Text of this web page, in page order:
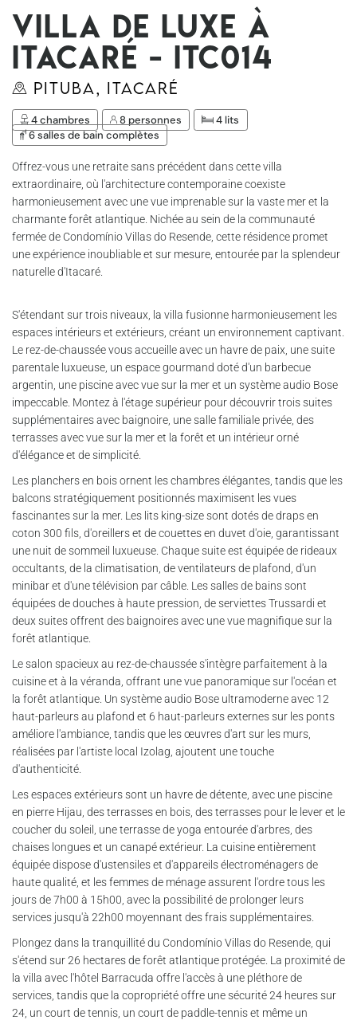
Villa de luxe à
Itacaré - Itc014
Pituba, Itacaré
4 chambres 8 personnes
4 lits
6 salles de bain complètes
Offrez-vous une retraite sans précédent dans cette villa
extraordinaire, où l'architecture contemporaine coexiste
harmonieusement avec une vue imprenable sur la vaste mer et la
charmante forêt atlantique. Nichée au sein de la communauté
fermée de Condomínio Villas do Resende, cette résidence promet
une expérience inoubliable et sur mesure, entourée par la splendeur
naturelle d'Itacaré.
S'étendant sur trois niveaux, la villa fusionne harmonieusement les
espaces intérieurs et extérieurs, créant un environnement captivant.
Le rez-de-chaussée vous accueille avec un havre de paix, une suite
parentale luxueuse, un espace gourmand doté d'un barbecue
argentin, une piscine avec vue sur la mer et un système audio Bose
impeccable. Montez à l'étage supérieur pour découvrir trois suites
supplémentaires avec baignoire, une salle familiale privée, des
terrasses avec vue sur la mer et la forêt et un intérieur orné
d'élégance et de simplicité.
Les planchers en bois ornent les chambres élégantes, tandis que les
balcons stratégiquement positionnés maximisent les vues
fascinantes sur la mer. Les lits king-size sont dotés de draps en
coton 300 fils, d'oreillers et de couettes en duvet d'oie, garantissant
une nuit de sommeil luxueuse. Chaque suite est équipée de rideaux
occultants, de la climatisation, de ventilateurs de plafond, d'un
minibar et d'une télévision par câble. Les salles de bains sont
équipées de douches à haute pression, de serviettes Trussardi et
deux suites offrent des baignoires avec une vue magnifique sur la
forêt atlantique.
Le salon spacieux au rez-de-chaussée s'intègre parfaitement à la
cuisine et à la véranda, offrant une vue panoramique sur l'océan et
la forêt atlantique. Un système audio Bose ultramoderne avec 12
haut-parleurs au plafond et 6 haut-parleurs externes sur les ponts
améliore l'ambiance, tandis que les œuvres d'art sur les murs,
réalisées par l'artiste local Izolag, ajoutent une touche
d'authenticité.
Les espaces extérieurs sont un havre de détente, avec une piscine
en pierre Hijau, des terrasses en bois, des terrasses pour le lever et le
coucher du soleil, une terrasse de yoga entourée d'arbres, des
chaises longues et un canapé extérieur. La cuisine entièrement
équipée dispose d'ustensiles et d'appareils électroménagers de
haute qualité, et les femmes de ménage assurent l'ordre tous les
jours de 7h00 à 15h00, avec la possibilité de prolonger leurs
services jusqu'à 22h00 moyennant des frais supplémentaires.
Plongez dans la tranquillité du Condomínio Villas do Resende, qui
s'étend sur 26 hectares de forêt atlantique protégée. La proximité de
la villa avec l'hôtel Barracuda offre l'accès à une pléthore de
services, tandis que la copropriété offre une sécurité 24 heures sur
24, un court de tennis, un court de paddle-tennis et même un